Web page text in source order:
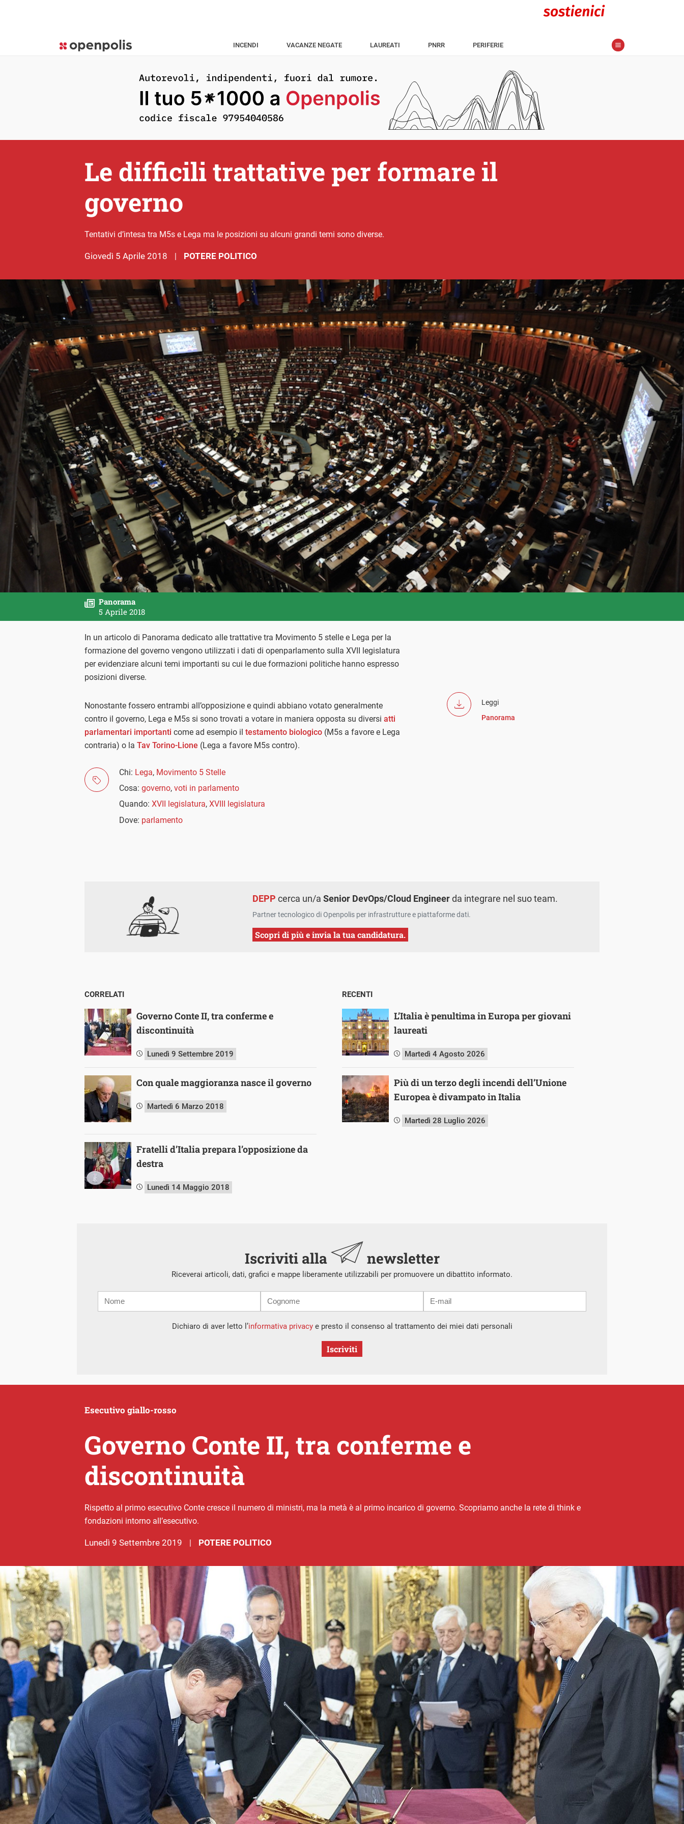
INCENDI VACANZE NEGATE LAUREATI PNRR PERIFERIE
Le difficili trattative per formare il
governo
Tentativi d’intesa tra M5s e Lega ma le posizioni su alcuni grandi temi sono diverse.
giovedì 5 Aprile 2018 | POTERE POLITICO
Panorama
5 Aprile 2018
In un articolo di Panorama dedicato alle trattative tra Movimento 5 stelle e Lega per la
formazione del governo vengono utilizzati i dati di openparlamento sulla XVII legislatura
per evidenziare alcuni temi importanti su cui le due formazioni politiche hanno espresso
posizioni diverse.
Leggi
Panorama
Nonostante fossero entrambi all’opposizione e quindi abbiano votato generalmente
contro il governo, Lega e M5s si sono trovati a votare in maniera opposta su diversi atti
parlamentari importanti come ad esempio il testamento biologico (M5s a favore e Lega
contraria) o la Tav Torino-Lione (Lega a favore M5s contro).
Chi: Lega, Movimento 5 Stelle
Cosa: governo, voti in parlamento
Quando: XVII legislatura, XVIII legislatura
Dove: parlamento
DEPP cerca un/aSenior DevOps/Cloud Engineerda integrare nel suo team.
Partner tecnologico di Openpolis per infrastrutture e piattaforme dati.
Scopri di più e invia la tua candidatura.
CORRELATI
Governo Conte II, tra conferme e
discontinuità
Lunedì 9 Settembre 2019
Con quale maggioranza nasce il governo
Martedì 6 Marzo 2018
Fratelli d’Italia prepara l’opposizione da
destra
Lunedì 14 Maggio 2018
RECENTI
L’Italia è penultima in Europa per giovani
laureati
Martedì 4 Agosto 2026
Più di un terzo degli incendi dell’Unione
Europea è divampato in Italia
Martedì 28 Luglio 2026
Iscriviti alla newsletter
Riceverai articoli, dati, grafici e mappe liberamente utilizzabili per promuovere un dibattito informato.
mail
Dichiaro di aver letto l’informativa privacye presto il consenso al trattamento dei miei dati personali
Iscriviti
Governo Conte II, tra conferme e
discontinuità
Esecutivo giallo-rosso
Rispetto al primo esecutivo Conte cresce il numero di ministri, ma la metà è al primo incarico di governo. Scopriamo anche la rete di think e
fondazioni intorno all’esecutivo.
lunedì 9 Settembre 2019 | POTERE POLITICO